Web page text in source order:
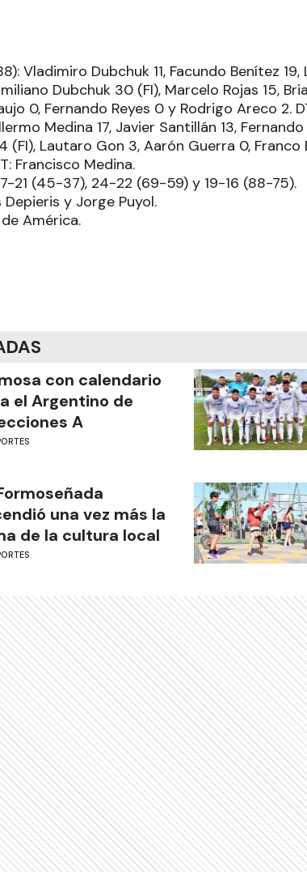
Vladimiro Dubchuk 11, Facundo Benítez
Dubchuk 30 (FI), Marcelo Rojas 15,
0, Fernando Reyes 0 y Rodrigo Areco 2.
Medina 17, Javier Santillán 13,
(FI), Lautaro Gon 3, Aarón Guerra 0,
Francisco Medina.
21 (45-37), 24-22 (69-59) y 19-16 (88-75).
y Jorge Puyol.
América.
con calendario
el Argentino de
A
una vez más la
de la cultura local